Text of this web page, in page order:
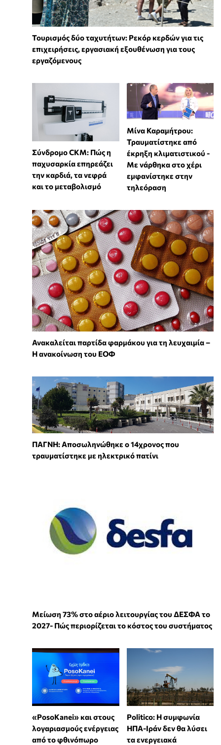
Τουρισμός δύο ταχυτήτων: Ρεκόρ κερδών για τις
επιχειρήσεις, εργασιακή εξουθένωση για τους
εργαζόμενους
Σύνδρομο CKM: Πώς η
παχυσαρκία επηρεάζει
την καρδιά, τα νεφρά
και το μεταβολισμό
Μίνα Καραμήτρου:
Τραυματίστηκε από
έκρηξη κλιματιστικού -
Με νάρθηκα στο χέρι
εμφανίστηκε στην
τηλεόραση
Ανακαλείται παρτίδα φαρμάκου για τη λευχαιμία –
Η ανακοίνωση του ΕΟΦ
ΠΑΓΝΗ: Αποσωληνώθηκε ο 14χρονος που
τραυματίστηκε με ηλεκτρικό πατίνι
Μείωση 73% στο αέριο λειτουργίας του ΔΕΣΦΑ το
2027- Πώς περιορίζεται το κόστος του συστήματος
«PosoKanei» και στους
λογαριασμούς ενέργειας
από το φθινόπωρο
Politico: Η συμφωνία
ΗΠΑ-Ιράν δεν θα λύσει
τα ενεργειακά